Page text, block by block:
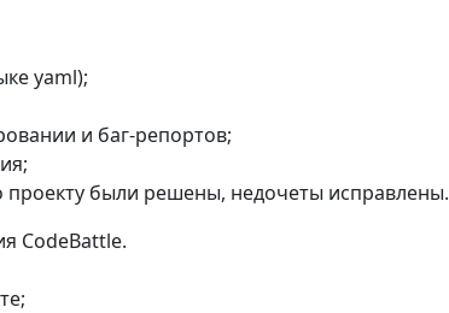
yaml);
и баг-репортов;
проекту были решены, недочеты исправлены.
CodeBattle.